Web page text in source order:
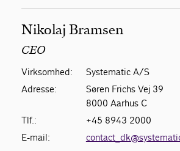
Nikolaj Bramsen
CEO
Virksomhed:
Systematic A/S
Adresse:
Søren Frichs Vej 39
8000 Aarhus C
Tlf.:
+45 8943 2000
E-mail: